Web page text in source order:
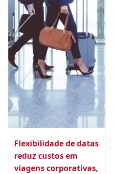
Flexibilidade de datas
reduz custos em
viagens corporativas,